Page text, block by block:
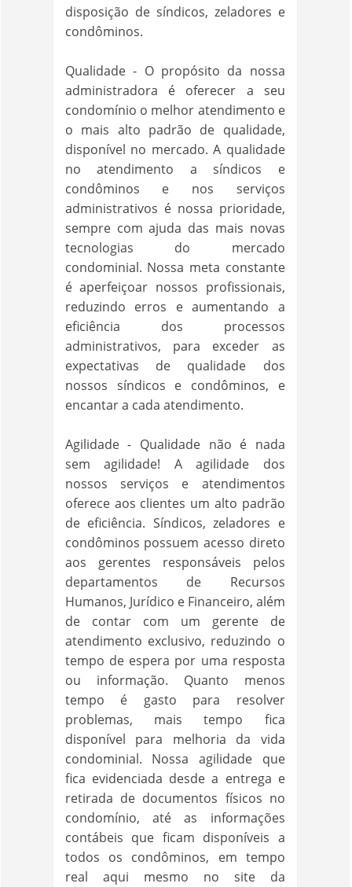
disposição de síndicos, zeladores e
condôminos.
Qualidade - O propósito da nossa
administradora é oferecer a seu
condomínio o melhor atendimento e
o mais alto padrão de qualidade,
disponível no mercado. A qualidade
no atendimento a síndicos e
condôminos e nos serviços
administrativos é nossa prioridade,
sempre com ajuda das mais novas
tecnologias do mercado
condominial. Nossa meta constante
é aperfeiçoar nossos profissionais,
reduzindo erros e aumentando a
eficiência dos processos
administrativos, para exceder as
expectativas de qualidade dos
nossos síndicos e condôminos, e
encantar a cada atendimento.
Agilidade - Qualidade não é nada
sem agilidade! A agilidade dos
nossos serviços e atendimentos
oferece aos clientes um alto padrão
de eficiência. Síndicos, zeladores e
condôminos possuem acesso direto
aos gerentes responsáveis pelos
departamentos de Recursos
Humanos, Jurídico e Financeiro, além
de contar com um gerente de
atendimento exclusivo, reduzindo o
tempo de espera por uma resposta
ou informação. Quanto menos
tempo é gasto para resolver
problemas, mais tempo fica
disponível para melhoria da vida
condominial. Nossa agilidade que
fica evidenciada desde a entrega e
retirada de documentos físicos no
condomínio, até as informações
contábeis que ficam disponíveis a
todos os condôminos, em tempo
real aqui mesmo no site da